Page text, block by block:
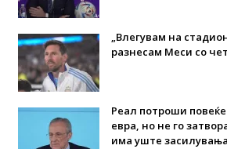
„Влегувам на
разнесам Меси со
Реал потроши
евра, но не го
има уште